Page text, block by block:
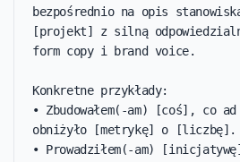
bezpośrednio na opis
[projekt] z silną
form copy i brand voice.
Konkretne przykłady:
• Zbudowałem(-am) [coś], co
obniżyło [metrykę] o [liczbę].
• Prowadziłem(-am)